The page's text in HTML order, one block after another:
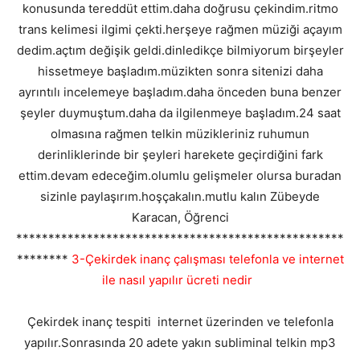
konusunda tereddüt ettim.daha doğrusu çekindim.ritmo
trans kelimesi ilgimi çekti.herşeye rağmen müziği açayım
dedim.açtım değişik geldi.dinledikçe bilmiyorum birşeyler
hissetmeye başladım.müzikten sonra sitenizi daha
ayrıntılı incelemeye başladım.daha önceden buna benzer
şeyler duymuştum.daha da ilgilenmeye başladım.24 saat
olmasına rağmen telkin müzikleriniz ruhumun
derinliklerinde bir şeyleri harekete geçirdiğini fark
ettim.devam edeceğim.olumlu gelişmeler olursa buradan
sizinle paylaşırım.hoşçakalın.mutlu kalın Zübeyde
Karacan, Öğrenci
***************************************************
******** 3-Çekirdek inanç çalışması telefonla ve internet
ile nasıl yapılır ücreti nedir
Çekirdek inanç tespiti internet üzerinden ve telefonla
yapılır.Sonrasında 20 adete yakın subliminal telkin mp3